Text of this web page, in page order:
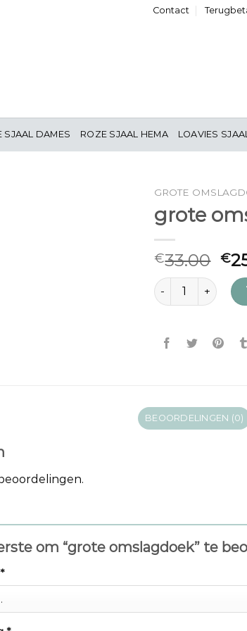
Contact
SJAAL DAMES ROZE SJAAL HEMA LOAVIES
GROTE
grote
€33.00 €
grote
BEOORDELINGEN (0)
om “grote omslagdoek” te
*